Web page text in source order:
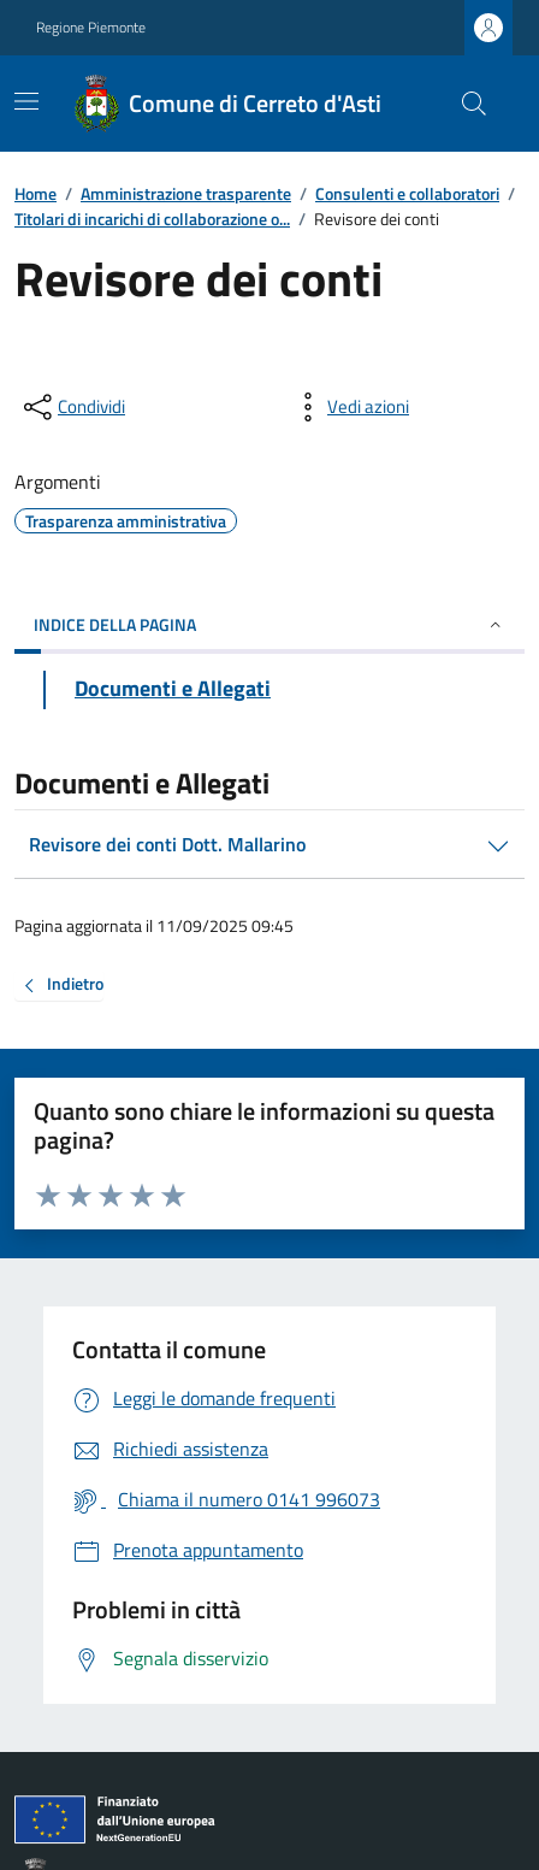
Regione Piemonte
Comune di Cerreto d'Asti
Home / Amministrazione trasparente / Consulenti e collaboratori /
Titolari di incarichi di collaborazione o... / Revisore dei conti
Revisore dei conti
Condividi Vedi azioni
Argomenti
Trasparenza amministrativa
INDICE DELLA PAGINA
Documenti e Allegati
Documenti e Allegati
Revisore dei conti Dott. Mallarino
Pagina aggiornata il 11/09/2025 09:45
Indietro
Quanto sono chiare le informazioni su questa
pagina?
Valuta da 1 a 5 stelle la pagina
Valuta 5 stelle su 5
Valuta 4 stelle su 5
Valuta 3 stelle su 5
Valuta 2 stelle su 5
Valuta 1 stelle su 5
Contatta il comune
Leggi le domande frequenti
Richiedi assistenza
Chiama il numero 0141 996073
Prenota appuntamento
Problemi in città
Segnala disservizio